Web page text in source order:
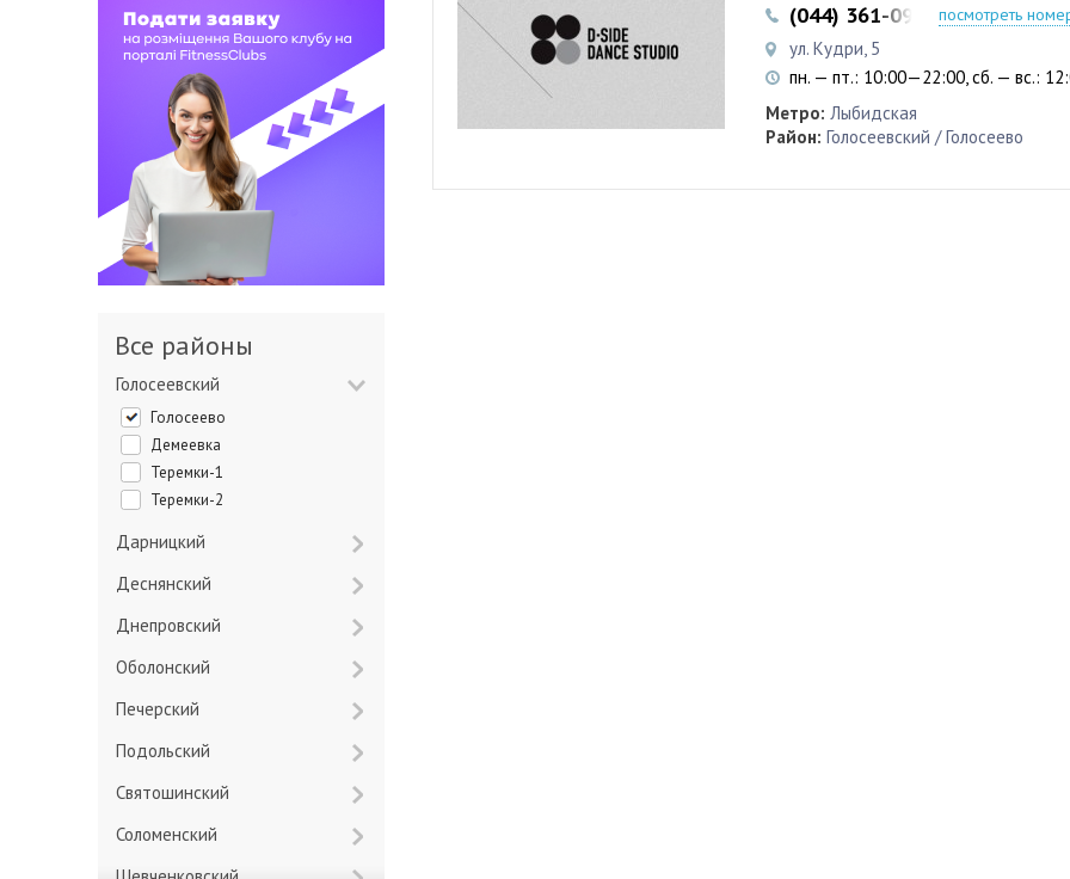
(044) 361-09-51 (067) 403-
посмотреть
ул. Кудри, 5
пн. — пт.: 10:00—22:00, сб. — вс.:
Метро: Лыбидская
Район: Голосеевский / Голосеево
Все районы
Голосеевский
Голосеево
Демеевка
Теремки-1
Теремки-2
Дарницкий
Деснянский
Днепровский
Оболонский
Печерский
Подольский
Святошинский
Соломенский